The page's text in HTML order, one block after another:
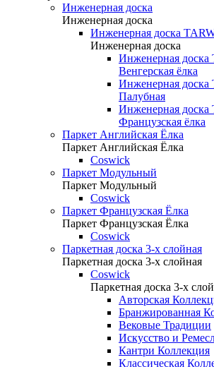
Инженерная доска
Инженерная доска
Инженерная доска
Инженерная доска
Инженерная доска
Венгерская ёлка
Инженерная доска
Палубная
Инженерная доска
Французская ёлка
Паркет Английская Ёлка
Паркет Английская Ёлка
Coswick
Паркет Модульный
Паркет Модульный
Coswick
Паркет Французская Ёлка
Паркет Французская Ёлка
Coswick
Паркетная доска 3-х слойная
Паркетная доска 3-х слойная
Coswick
Паркетная доска 3-х
Авторская
Бранжированная
Вековые Традиции
Искусство и
Кантри Коллекция
Классическая